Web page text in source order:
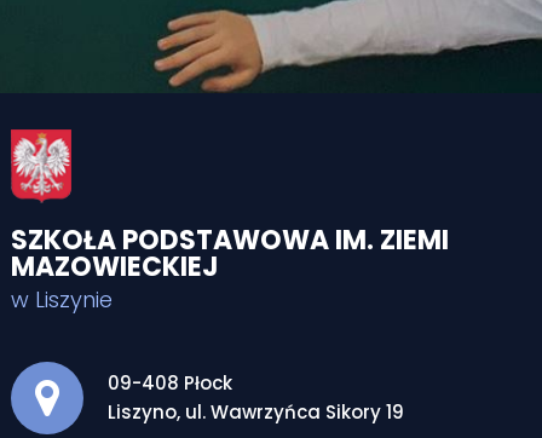
SZKOŁA PODSTAWOWA IM. ZIEMI
MAZOWIECKIEJ
w Liszynie
Adres pocztowy:
09-408 Płock
Liszyno, ul. Wawrzyńca Sikory 19